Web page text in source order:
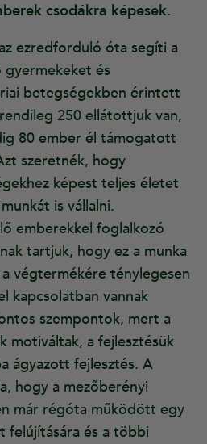
csodákra képesek.
ezredforduló óta segíti a
és
betegségekben érintett
250 ellátottjuk van,
80 ember él támogatott
szeretnék, hogy
képest teljes életet
is vállalni.
emberekkel foglalkozó
tartjuk, hogy ez a munka
végtermékére ténylegesen
kapcsolatban vannak
szempontok, mert a
motiváltak, a fejlesztésük
ágyazott fejlesztés. A
hogy a mezőberényi
már régóta működött egy
felújítására és a többi